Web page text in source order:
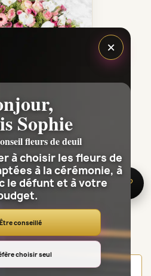
FLEURS DEUIL...
€
Retour en haut
🌸 Besoin d’aide ?
×
Sophie
fleurs de deuil
à choisir les fleurs de
à la cérémonie, à
le défunt et à votre
conseillé
choisir seul